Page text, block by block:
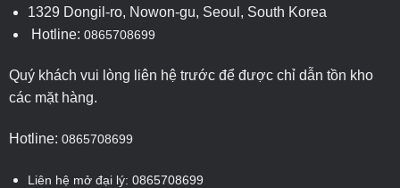
1329 Dongil-ro, Nowon-gu, Seoul, South Korea
Hotline: 0865708699
Quý khách vui lòng liên hệ trước để được chỉ dẫn tồn kho
các mặt hàng.
Hotline: 0865708699
Liên hệ mở đại lý: 0865708699